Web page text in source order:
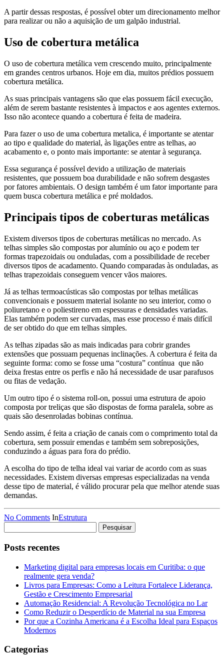
A partir dessas respostas, é possível obter um direcionamento melhor
para realizar ou não a aquisição de um galpão industrial.
Uso de cobertura metálica
O uso de cobertura metálica vem crescendo muito, principalmente
em grandes centros urbanos. Hoje em dia, muitos prédios possuem
cobertura metálica.
As suas principais vantagens são que elas possuem fácil execução,
além de serem bastante resistentes à impactos e aos agentes externos.
Isso não acontece quando a cobertura é feita de madeira.
Para fazer o uso de uma cobertura metalica, é importante se atentar
ao tipo e qualidade do material, às ligações entre as telhas, ao
acabamento e, o ponto mais importante: se atentar à segurança.
Essa segurança é possível devido a utilização de materiais
resistentes, que possuem boa durabilidade e não sofrem desgastes
por fatores ambientais. O design também é um fator importante para
quem busca cobertura metálica e pré moldados.
Principais tipos de coberturas metálicas
Existem diversos tipos de coberturas metálicas no mercado. As
telhas simples são compostas por alumínio ou aço e podem ter
formas trapezoidais ou onduladas, com a possibilidade de receber
diversos tipos de acadamento. Quando comparadas às onduladas, as
telhas trapezoidais conseguem vencer vãos maiores.
Já as telhas termoacústicas são compostas por telhas metálicas
convencionais e possuem material isolante no seu interior, como o
poliuretano e o poliestireno em espessuras e densidades variadas.
Elas também podem ser curvadas, mas esse processo é mais difícil
de ser obtido do que em telhas simples.
As telhas zipadas são as mais indicadas para cobrir grandes
extensões que possuam pequenas inclinações. A cobertura é feita da
seguinte forma: como se fosse uma “costura” contínua que não
deixa frestas entre os perfis e não há necessidade de usar parafusos
ou fitas de vedação.
Um outro tipo é o sistema roll-on, possui uma estrutura de apoio
composta por treliças que são dispostas de forma paralela, sobre as
quais são desenroladas bobinas contínua.
Sendo assim, é feita a criação de canais com o comprimento total da
cobertura, sem possuir emendas e também sem sobreposições,
conduzindo a águas para fora do prédio.
A escolha do tipo de telha ideal vai variar de acordo com as suas
necessidades. Existem diversas empresas especializadas na venda
desse tipo de material, é válido procurar pela que melhor atende suas
demandas.
No Comments InEstrutura
por:
Posts recentes
Marketing digital para empresas locais em Curitiba: o que
realmente gera venda?
Livros para Empresas: Como a Leitura Fortalece Liderança,
Gestão e Crescimento Empresarial
Automação Residencial: A Revolução Tecnológica no Lar
Como Reduzir o Desperdício de Material na sua Empresa
Por que a Cozinha Americana é a Escolha Ideal para Espaços
Modernos
Categorias